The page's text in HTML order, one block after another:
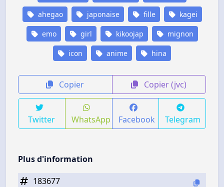
ahegao japonaise fille kagei
emo girl kikoojap mignon
icon anime hina
Copier Copier (jvc)
Twitter WhatsApp Facebook Telegram
Plus d'information
183677